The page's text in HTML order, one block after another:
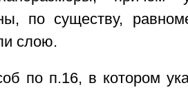
по существу,
слою.
по п.16, в котором